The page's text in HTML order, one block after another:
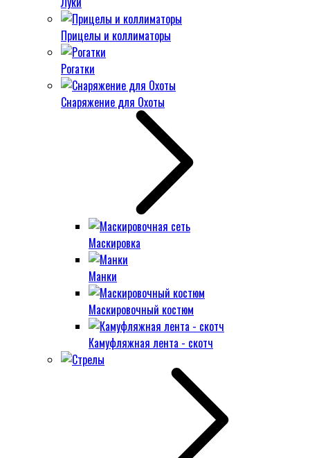
Прицелы и коллиматоры
Рогатки
Снаряжение для Охоты
Маскировка
Манки
Маскировочный костюм
Камуфляжная лента - скотч